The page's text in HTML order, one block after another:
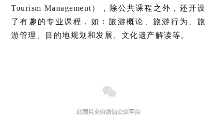
问
签
Tourism Management），除公共课程之外，还开设
了有趣的专业课程，如：旅游概论、旅游行为、旅
游管理、目的地规划和发展、文化遗产解读等。